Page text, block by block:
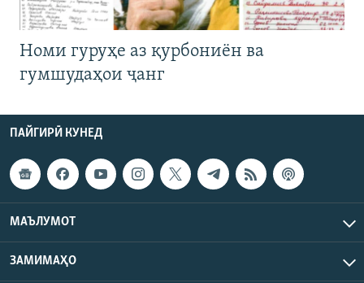
Номи гуруҳе аз қурбониён ва
гумшудаҳои ҷанг
ПАЙГИРӢ КУНЕД
МАЪЛУМОТ
ЗАМИМАҲО